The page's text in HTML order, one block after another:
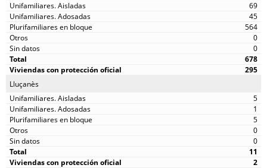
69
45
564
0
0
678
295
Lluçanès
5
1
5
0
0
11
2